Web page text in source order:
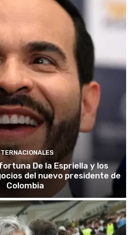
De la Espriella y los
del nuevo presidente de
Colombia